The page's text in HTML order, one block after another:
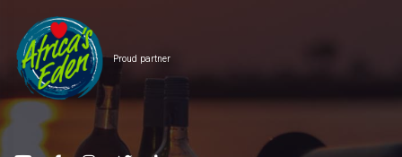
Proud partner